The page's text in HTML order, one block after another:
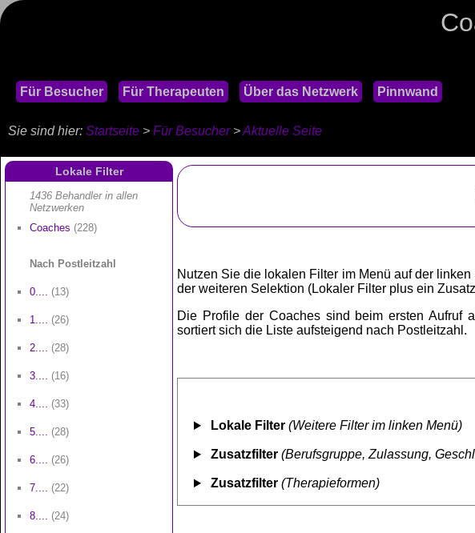
Für Besucher Für Therapeuten Über das Netzwerk Pinnwand
Sie sind hier: Startseite > Für Besucher>Aktuelle Seite
Lokale Filter
1436 Behandler in allen
Netzwerken
Coaches (228)
Nach Postleitzahl
0.... (13)
1.... (26)
2.... (28)
3.... (16)
4.... (33)
5.... (28)
6.... (26)
7.... (22)
8.... (24)
Nutzen Sie die lokalen Filter im Menü auf der
der weiteren Selektion (Lokaler Filter plus ein
Die Profile der Coaches sind beim ersten Aufruf
sortiert sich die Liste aufsteigend nach Postleitzahl.
Lokale Filter (Weitere Filter im linken Menü)
Zusatzfilter (Berufsgruppe, Zulassung,
Zusatzfilter (Therapieformen)